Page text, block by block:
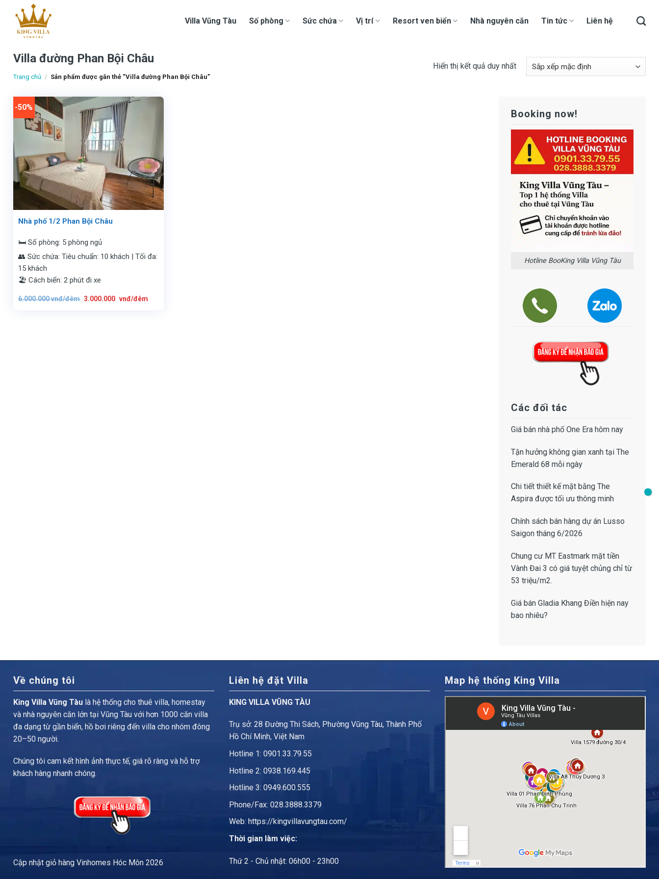
content
Villa Vũng Tàu Số phòng Sức chứa Vị trí Resort ven biển Nhà nguyên căn Tin tức Liên hệ
Villa đường Phan Bội Châu
Trang chủ / Sản phẩm được gắn thẻ “Villa đường Phan Bội Châu”
Hiển thị kết quả duy nhất
-50%
Nhà phố 1/2 Phan Bội Châu
🛏️ Số phòng: 5 phòng ngủ
👥 Sức chứa: Tiêu chuẩn: 10 khách | Tối đa:
15 khách
🏖️ Cách biển: 2 phút đi xe
6.000.000vnđ/đêm gốc
3.000.000 vnđ/đêmhiện
Booking now!
Hotline BooKing Villa Vũng Tàu
Các đối tác
Giá bán nhà phố One Era hôm nay
Tận hưởng không gian xanh tại The
Emerald 68 mỗi ngày
Chi tiết thiết kếmặt bằng The
Aspira được tối ưu thông minh
Chính sách bán hàng dự án Lusso
Saigon tháng 6/2026
Chung cư MT Eastmark mặt tiền
Vành Đai 3 có giá tuyệt chủng chỉ từ
53 triệu/m2.
Giá bán Gladia Khang Điền hiện nay
bao nhiêu?
Về chúng tôi
King Villa Vũng Tàu là hệ thống cho thuê villa, homestay
và nhà nguyên căn lớn tại Vũng Tàu với hơn 1000 căn villa
đa dạng từ gần biển, hồ bơi riêng đến villa cho nhóm đông
20–50 người.
Chúng tôi cam kết hình ảnh thực tế, giá rõ ràng và hỗ trợ
khách hàng nhanh chóng.
Cập nhật giỏ hàng Vinhomes Hóc Môn 2026
Liên hệ đặt Villa
KING VILLA VŨNG TÀU
Trụ sở: 28 Đường Thi Sách, Phường Vũng Tàu, Thành Phố
Hồ Chí Minh, Việt Nam
Hotline 1: 0901.33.79.55
Hotline 2: 0938.169.445
Hotline 3: 0949.600.555
Phone/Fax: 028.3888.3379
Web: https://kingvillavungtau.com/
Thời gian làm việc:
Thứ 2 - Chủ nhật: 06h00 - 23h00
Map hệ thống King Villa